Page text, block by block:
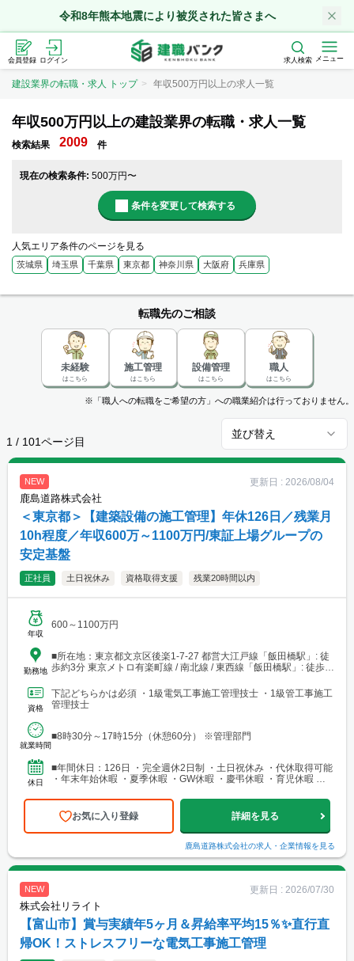
令和8年熊本地震により被災された皆さまへ
会員登録 ログイン 求人検索 メニュー
建設業界の転職・求人 トップ 年収500万円以上の求人一覧
年収500万円以上の建設業界の転職・求人一覧
検索結果 2009 件
現在の検索条件: 500万円〜
条件を変更して検索する
人気エリア条件のページを見る
茨城県 埼玉県 千葉県 東京都 神奈川県 大阪府 兵庫県
転職先のご相談
未経験
はこちら
施工管理
はこちら
設備管理
はこちら
職人
はこちら
※「職人への転職をご希望の方」への職業紹介は行っておりません。
1 / 101ページ目
並び替え
NEW 更新日 : 2026/08/04
鹿島道路株式会社
＜東京都＞【建築設備の施工管理】年休126日／残業月
10h程度／年収600万～1100万円/東証上場グループの
安定基盤
正社員 土日祝休み 資格取得支援 残業20時間以内
年収
600～1100万円
勤務地
■所在地：東京都文京区後楽1-7-27 都営大江戸線「飯田橋駅」: 徒
歩約3分 東京メトロ有楽町線 / 南北線 / 東西線「飯田橋駅」: 徒歩約
資格
下記どちらかは必須 ・1級電気工事施工管理技士 ・1級管工事施工
管理技士
就業時間
■8時30分～17時15分（休憩60分） ※管理部門
休日
■年間休日：126日 ・完全週休2日制 ・土日祝休み ・代休取得可能
・年末年始休暇 ・夏季休暇 ・GW休暇 ・慶弔休暇 ・育児休暇 ・
お気に入り登録 詳細を見る
鹿島道路株式会社の求人・企業情報を見る
NEW 更新日 : 2026/07/30
株式会社リライト
【富山市】賞与実績年5ヶ月＆昇給率平均15％✨直行直
帰OK！ストレスフリーな電気工事施工管理